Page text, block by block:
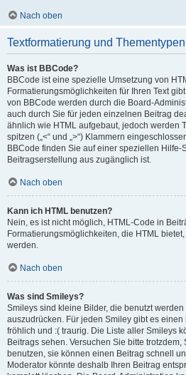
Nach oben
Textformatierung und Thementypen
Was ist BBCode?
BBCode ist eine spezielle Umsetzung von
Formatierungsmöglichkeiten für Ihren Text
von BBCode werden durch die Board-
auch durch Sie für jeden einzelnen Beitrag
ähnlich wie HTML aufgebaut, jedoch werden
spitzen („<“ und „>“) Klammern
BBCode finden Sie auf einer speziellen Hilfe-
Beitragserstellung aus zugänglich ist.
Nach oben
Kann ich HTML benutzen?
Nein, es ist nicht möglich, HTML-Code in
Formatierungsmöglichkeiten, die HTML
werden.
Nach oben
Was sind Smileys?
Smileys sind kleine Bilder, die benutzt werden
auszudrücken. Für jeden Smiley gibt es einen
fröhlich und :( traurig. Die Liste aller Smileys
Beitrags sehen. Versuchen Sie bitte trotzdem,
benutzen, sie können einen Beitrag schnell
Moderator könnte deshalb Ihren Beitrag